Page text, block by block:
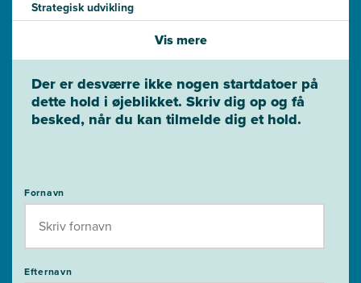
Strategisk udvikling
Du lærer at bidrage til udvikling af lokale strategier og
implementering af nye tiltag.Vis mere
Der er desværre ikke nogen startdatoer på
dette hold i øjeblikket. Skriv dig op og få
besked, når du kan tilmelde dig et hold.
Fornavn
Efternavn